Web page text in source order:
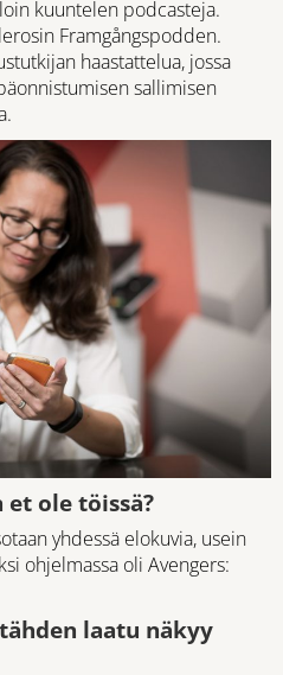
kuuntelen podcasteja.
Framgångspodden.
haastattelua, jossa
sallimisen
ole töissä?
yhdessä elokuvia, usein
ohjelmassa oli Avengers:
laatu näkyy